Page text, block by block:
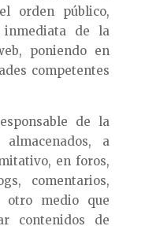
orden público,
de la
poniendo en
competentes
de la
a
en foros,
comentarios,
otro medio que
contenidos de